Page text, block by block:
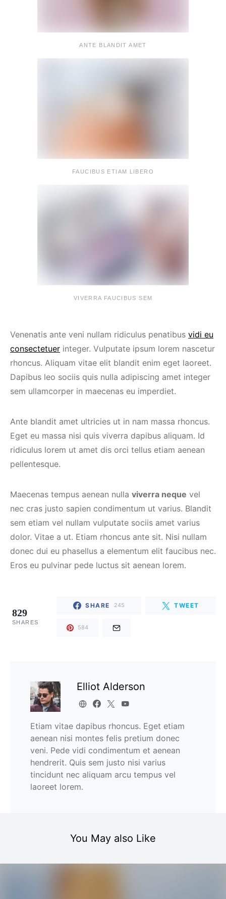
ANTE BLANDIT AMET
FAUCIBUS ETIAM LIBERO
VIVERRA FAUCIBUS SEM
Venenatis ante veni nullam ridiculus penatibus vidi eu
consectetuer integer. Vulputate ipsum lorem nascetur
rhoncus. Aliquam vitae elit blandit enim eget laoreet.
Dapibus leo sociis quis nulla adipiscing amet integer
sem ullamcorper in maecenas eu imperdiet.
Ante blandit amet ultricies ut in nam massa rhoncus.
Eget eu massa nisi quis viverra dapibus aliquam. Id
ridiculus lorem ut amet dis orci tellus etiam aenean
pellentesque.
Maecenas tempus aenean nulla viverra neque vel
nec cras justo sapien condimentum ut varius. Blandit
sem etiam vel nullam vulputate sociis amet varius
dolor. Vitae a ut. Etiam rhoncus ante sit. Nisi nullam
donec dui eu phasellus a elementum elit faucibus nec.
Eros eu pulvinar pede luctus sit aenean lorem.
829
SHARES
SHARE 245 TWEET
584
Elliot Alderson
Etiam vitae dapibus rhoncus. Eget etiam
aenean nisi montes felis pretium donec
veni. Pede vidi condimentum et aenean
hendrerit. Quis sem justo nisi varius
tincidunt nec aliquam arcu tempus vel
laoreet lorem.
You May also Like